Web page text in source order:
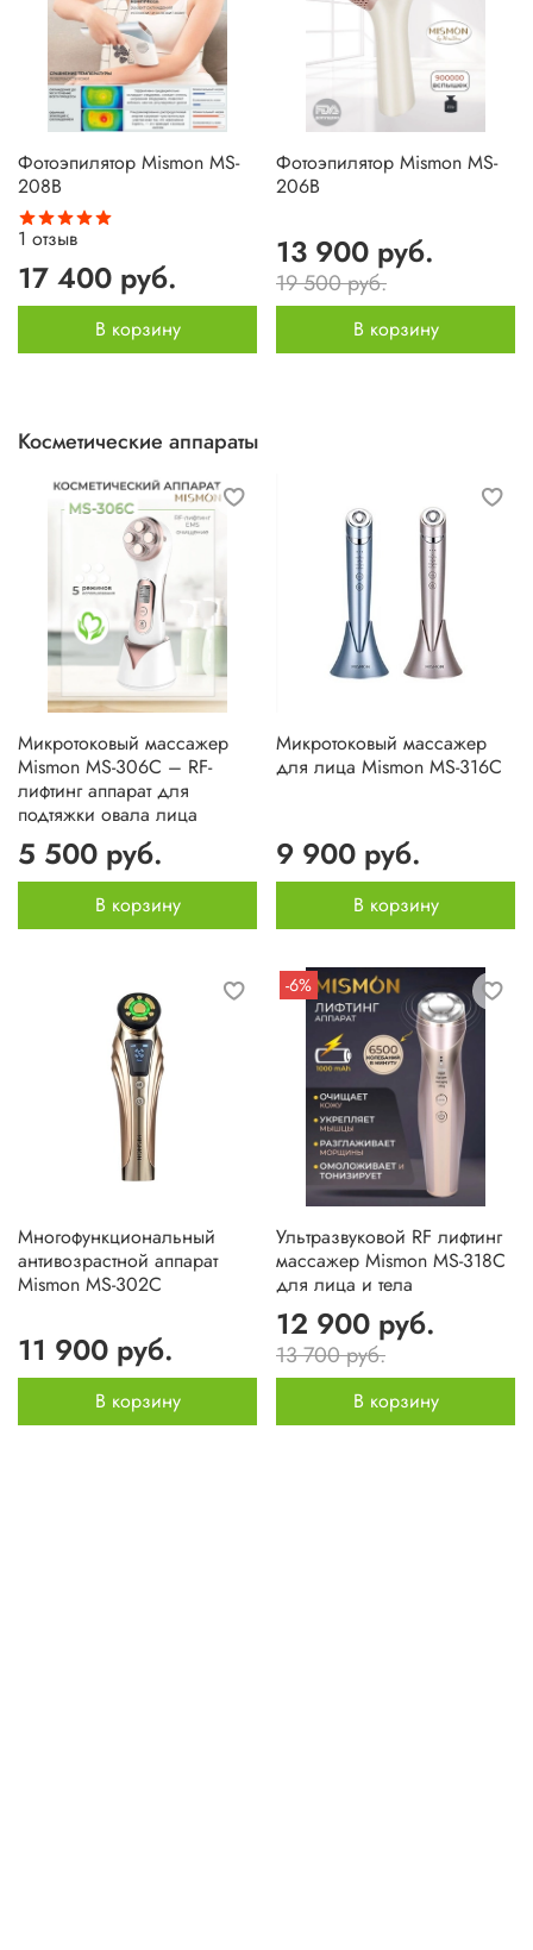
Фотоэпилятор Mismon MS-
208B
1 отзыв
17 400 руб.
В корзину
Фотоэпилятор Mismon MS-
206B
13 900 руб.
19 500 руб.
В корзину
Косметические аппараты
Микротоковый массажер
Mismon MS-306C – RF-
лифтинг аппарат для
подтяжки овала лица
5 500 руб.
В корзину
Микротоковый массажер
для лица Mismon MS-316C
9 900 руб.
В корзину
Многофункциональный
антивозрастной аппарат
Mismon MS-302C
11 900 руб.
В корзину
-6%
Ультразвуковой RF лифтинг
массажер Mismon MS-318C
для лица и тела
12 900 руб.
13 700 руб.
В корзину